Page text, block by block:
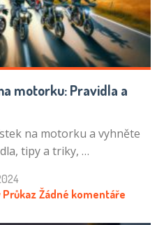
motorku: Pravidla a
na motorku a vyhněte
tipy a triky, …
Průkaz Žádné komentáře